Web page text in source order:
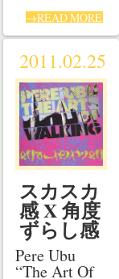
→READ MORE
2011.02.25
スカスカ
感 X 角度
ずらし感
Pere Ubu
“The Art Of